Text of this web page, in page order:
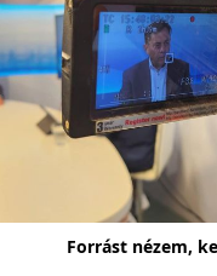
Forrást nézem,